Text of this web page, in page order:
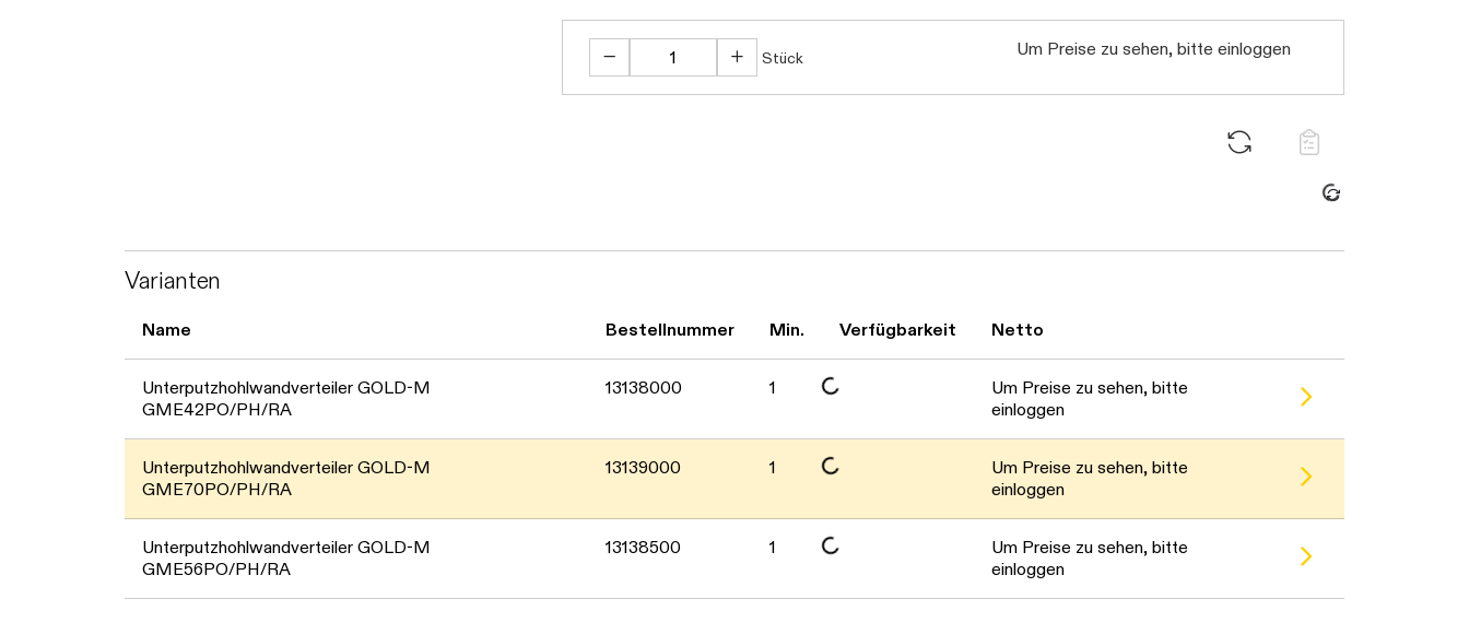
Stück Um Preise zu sehen, bitte einloggen
Daten werden geladen. Bitte warten...
Varianten
Name Bestellnummer Min. Verfügbarkeit Netto
Unterputzhohlwandverteiler GOLD-M
GME42PO/PH/RA
13138000 1
Daten werden geladen. Bitte warten...
Um Preise zu sehen, bitte
einloggen
Unterputzhohlwandverteiler GOLD-M
GME70PO/PH/RA
13139000 1
Daten werden geladen. Bitte warten...
Um Preise zu sehen, bitte
einloggen
Unterputzhohlwandverteiler GOLD-M
GME56PO/PH/RA
13138500 1
Daten werden geladen. Bitte warten...
Um Preise zu sehen, bitte
einloggen